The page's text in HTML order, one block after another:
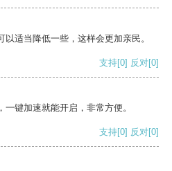
适当降低一些，这样会更加亲民。
支持[0] 反对[0]
键加速就能开启，非常方便。
支持[0] 反对[0]